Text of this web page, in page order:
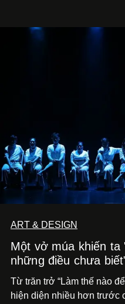
ART & DESIGN
Một vở múa khiến
những điều chưa
Từ trăn trở “Làm thế nào
hiện diện nhiều hơn trước